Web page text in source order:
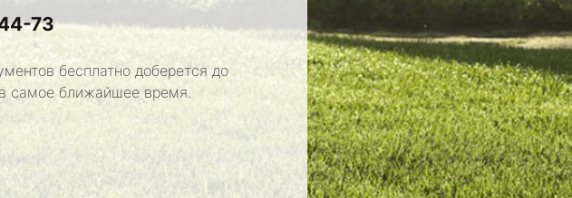
73
бесплатно доберется до
самое ближайшее время.